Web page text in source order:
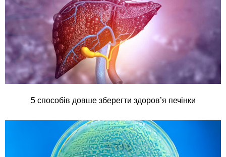
5 способів довше зберегти здоров’я печінки